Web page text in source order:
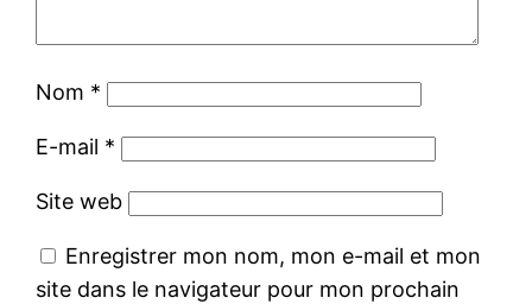
Nom *
E-mail *
Site web
Enregistrer mon nom, mon e-mail et mon
site dans le navigateur pour mon prochain